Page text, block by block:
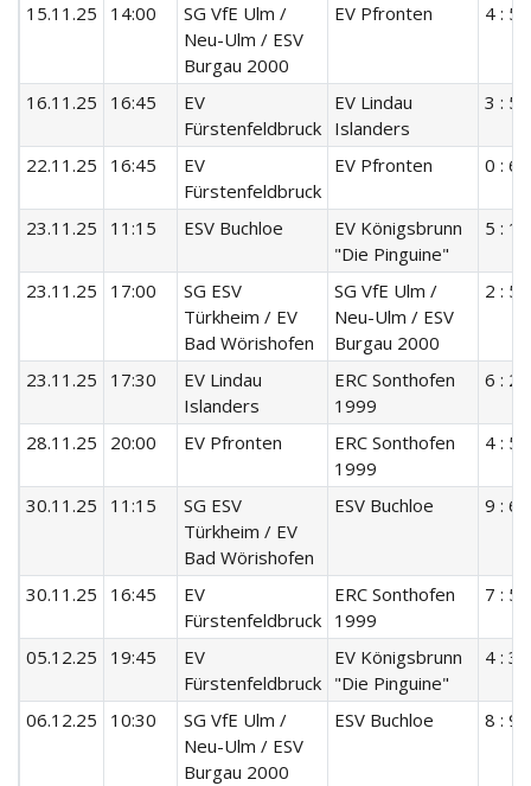
15.11.25 14:00
SG VfE Ulm /
Neu-Ulm / ESV
Burgau 2000
EV Pfronten 4 : 5
16.11.25 16:45
EV
Fürstenfeldbruck
EV Lindau
Islanders
3 : 5
22.11.25 16:45
EV
Fürstenfeldbruck
EV Pfronten 0 : 6
23.11.25 11:15 ESV Buchloe
EV Königsbrunn
"Die Pinguine"
5 : 15
23.11.25 17:00
SG ESV
Türkheim / EV
Bad Wörishofen
SG VfE Ulm /
Neu-Ulm / ESV
Burgau 2000
2 : 5
23.11.25 17:30
EV Lindau
Islanders
ERC Sonthofen
1999
6 : 2
28.11.25 20:00 EV Pfronten
ERC Sonthofen
1999
4 : 5
30.11.25 11:15
SG ESV
Türkheim / EV
Bad Wörishofen
ESV Buchloe 9 : 6
30.11.25 16:45
EV
Fürstenfeldbruck
ERC Sonthofen
1999
7 : 5
05.12.25 19:45
EV
Fürstenfeldbruck
EV Königsbrunn
"Die Pinguine"
4 : 3
06.12.25 10:30
SG VfE Ulm /
Neu-Ulm / ESV
Burgau 2000
ESV Buchloe 8 : 9